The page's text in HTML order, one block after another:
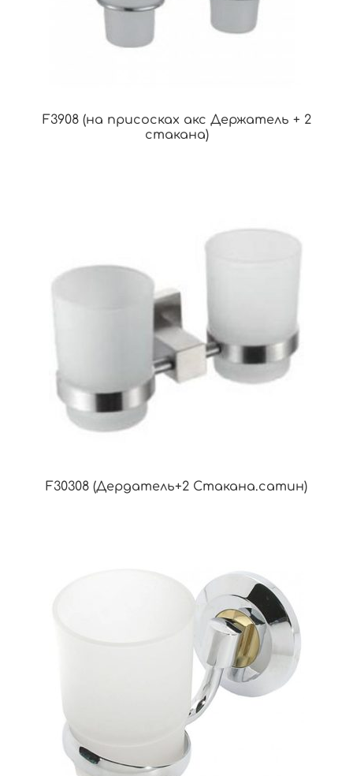
F3908 (на присосках акс Держатель + 2
стакана)
F30308 (Дердатель+2 Стакана.сатин)